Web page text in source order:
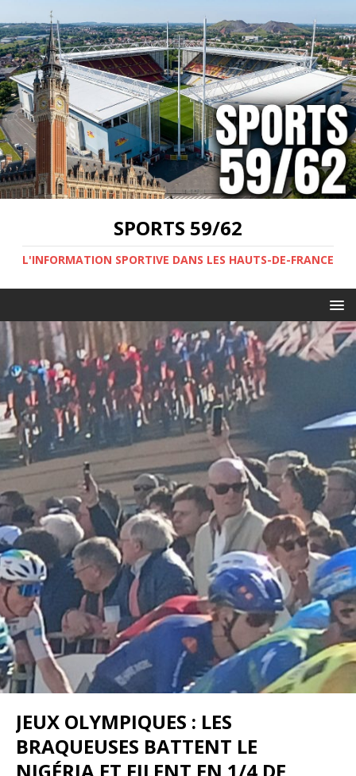
SPORTS 59/62
L'INFORMATION SPORTIVE DANS LES HAUTS-DE-FRANCE
JEUX OLYMPIQUES : LES
BRAQUEUSES BATTENT LE